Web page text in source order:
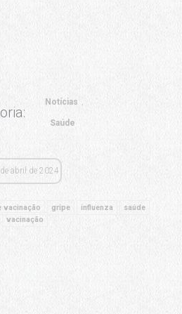
Notícias
Saúde
abril de 2024
vacinação gripe influenza
saúde
vacinação